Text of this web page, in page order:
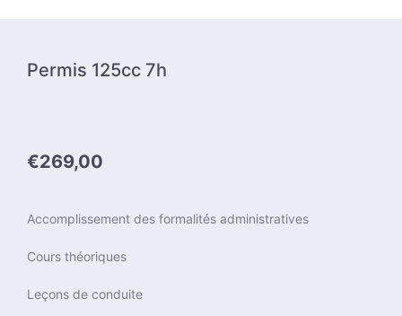
Permis 125cc 7h
€269,00
Accomplissement des formalités administratives
Cours théoriques
Leçons de conduite